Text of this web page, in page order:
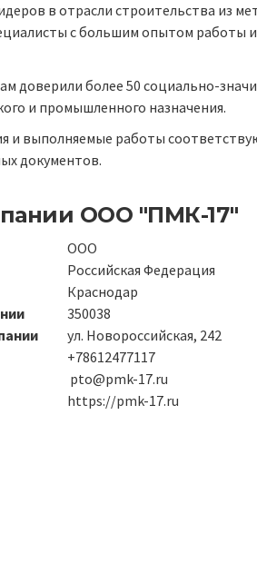
в отрасли строительства из
с большим опытом работы
доверили более 50 социально-
и промышленного назначения.
и выполняемые работы
документов.
ООО "ПМК-17"
ООО
Российская Федерация
Краснодар
350038
ул. Новороссийская, 242
+78612477117
pto@pmk-17.ru
https://pmk-17.ru